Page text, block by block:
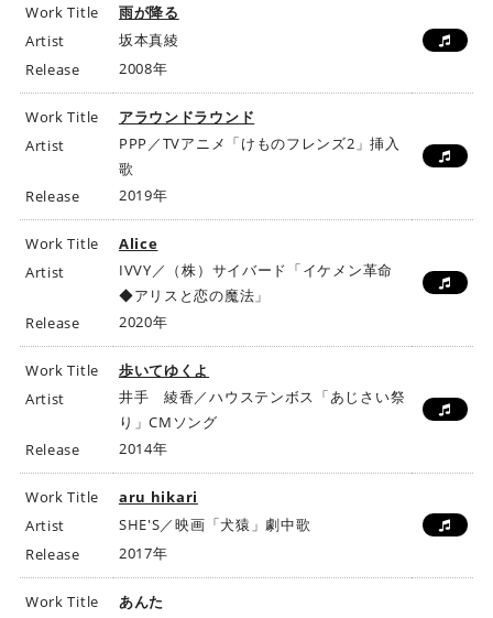
Work Title
雨が降る
Artist
坂本真綾
Release
2008年
Work Title
アラウンドラウンド
Artist
PPP／TVアニメ「けものフレンズ2」挿入
歌
Release
2019年
Work Title
Alice
Artist
IVVY／（株）サイバード「イケメン革命
◆アリスと恋の魔法」
Release
2020年
Work Title
歩いてゆくよ
Artist
井手 綾香／ハウステンボス「あじさい祭
り」CMソング
Release
2014年
Work Title
aru hikari
Artist
SHE'S／映画「犬猿」劇中歌
Release
2017年
Work Title
あんた